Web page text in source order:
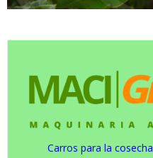
Carros para la cosecha